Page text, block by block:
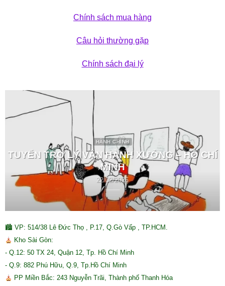
Chính sách mua hàng
Câu hỏi thường gặp
Chính sách đại lý
HÀNH CHÍNH
TUYỂN TRỢ LÝ VẬN HÀNH XƯỞNG – HỒ CHÍ
MINH
22/02/2026
🏙 VP: 514/38 Lê Đức Thọ , P.17, Q.Gò Vấp , TP.HCM.
Kho Sài Gòn:
- Q.12: 50 TX 24, Quận 12, Tp. Hồ Chí Minh
- Q.9: 882 Phú Hữu, Q.9, Tp.Hồ Chí Minh
PP Miền Bắc: 243 Nguyễn Trãi, Thành phố Thanh Hóa